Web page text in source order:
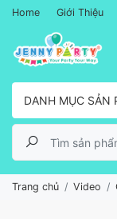
menu
Home Giới Thiệu
DANH MỤC SẢN
Trang chủ Video